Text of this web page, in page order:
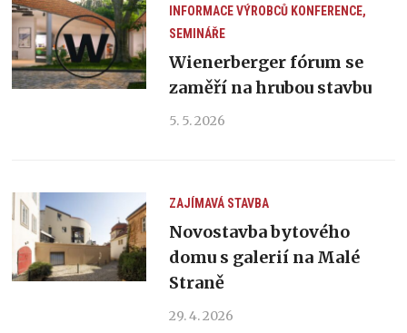
INFORMACE VÝROBCŮ KONFERENCE,
SEMINÁŘE
Wienerberger fórum se
zaměří na hrubou stavbu
5. 5. 2026
ZAJÍMAVÁ STAVBA
Novostavba bytového
domu s galerií na Malé
Straně
29. 4. 2026